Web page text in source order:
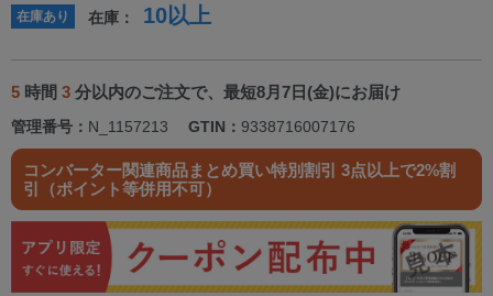
在庫あり 在庫： 10以上
5 時間 3 分以内のご注文で、最短8月7日(金)にお届け
管理番号： N_1157213 GTIN： 9338716007176
コンバーター関連商品まとめ買い特別割引 3点以上で2%割
引（ポイント等併用不可）